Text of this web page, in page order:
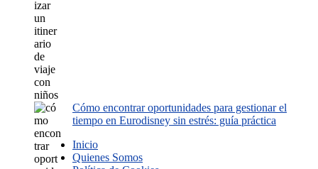
Cómo encontrar oportunidades para gestionar el
tiempo en Eurodisney sin estrés: guía práctica
Inicio
Quienes Somos